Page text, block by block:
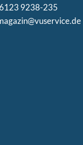
9238-235